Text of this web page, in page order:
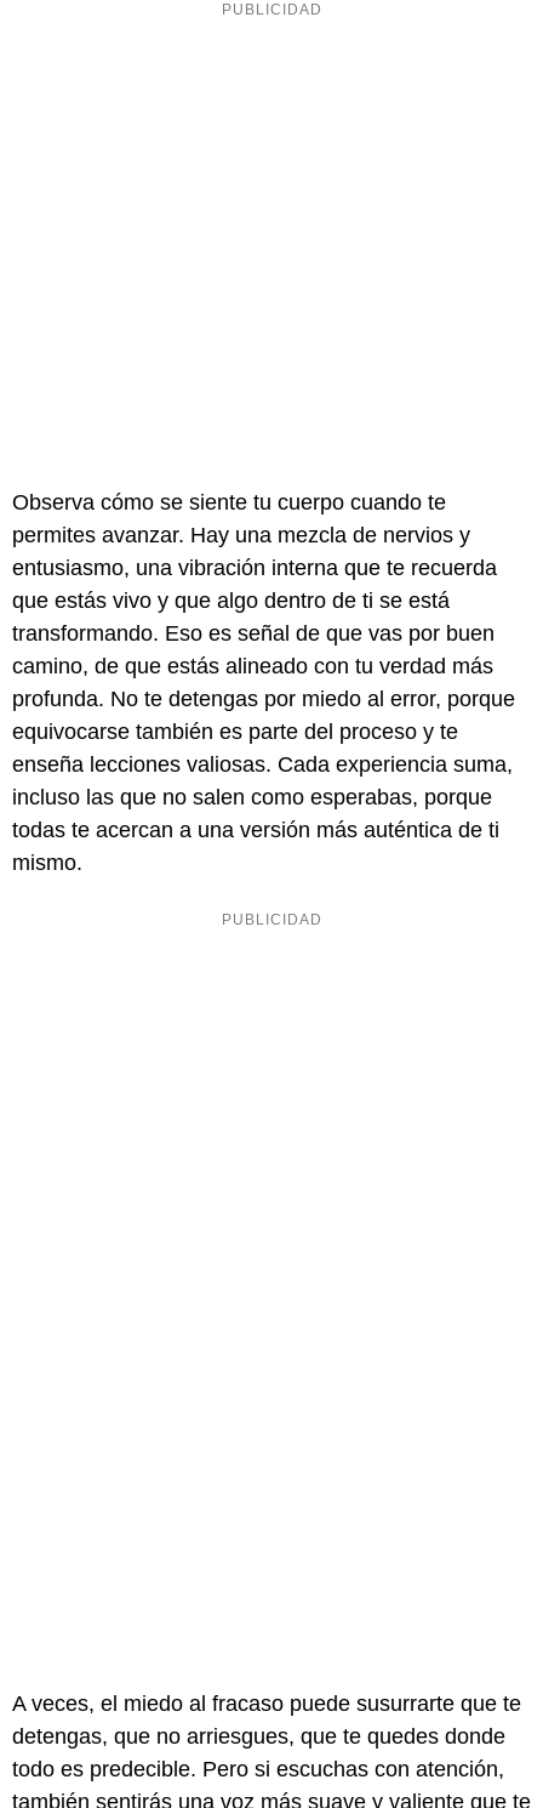
Observa cómo se siente tu cuerpo cuando te
permites avanzar. Hay una mezcla de nervios y
entusiasmo, una vibración interna que te recuerda
que estás vivo y que algo dentro de ti se está
transformando. Eso es señal de que vas por buen
camino, de que estás alineado con tu verdad más
profunda. No te detengas por miedo al error, porque
equivocarse también es parte del proceso y te
enseña lecciones valiosas. Cada experiencia suma,
incluso las que no salen como esperabas, porque
todas te acercan a una versión más auténtica de ti
mismo.
A veces, el miedo al fracaso puede susurrarte que te
detengas, que no arriesgues, que te quedes donde
todo es predecible. Pero si escuchas con atención,
también sentirás una voz más suave y valiente que te